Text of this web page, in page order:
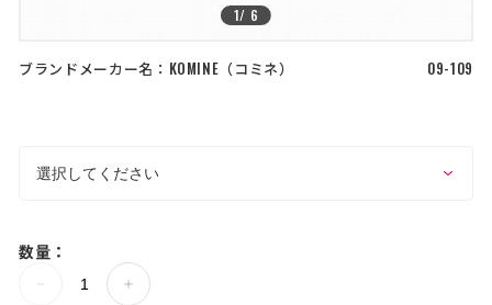
1/ 6
ブランドメーカー名： KOMINE コミネ 09-109
数量：